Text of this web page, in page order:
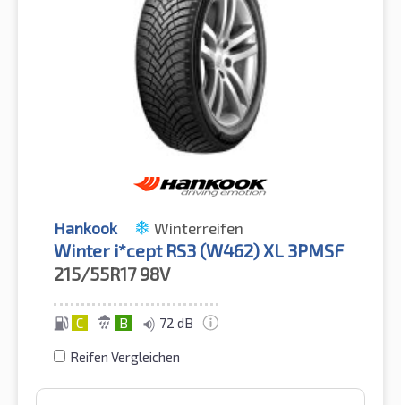
Hankook Winterreifen
Winter i*cept RS3 (W462) XL 3PMSF
215/55R17 98V
C B 72 dB
Reifen Vergleichen